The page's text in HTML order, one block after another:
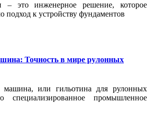
– это инженерное решение, которое
подход к устройству фундаментов
Точность в мире рулонных
машина, или гильотина для рулонных
специализированное промышленное